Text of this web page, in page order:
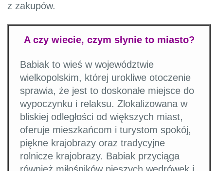
z zakupów.
A czy wiecie, czym słynie to miasto?
Babiak to wieś w województwie
wielkopolskim, której urokliwe otoczenie
sprawia, że jest to doskonałe miejsce do
wypoczynku i relaksu. Zlokalizowana w
bliskiej odległości od większych miast,
oferuje mieszkańcom i turystom spokój,
piękne krajobrazy oraz tradycyjne
rolnicze krajobrazy. Babiak przyciąga